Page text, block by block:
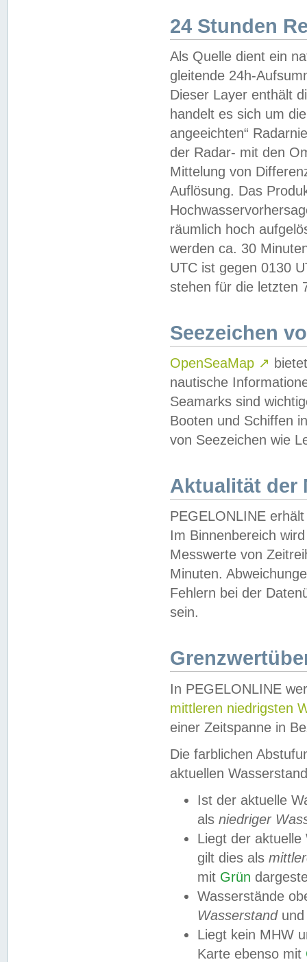
24 Stunden
Als Quelle dient ein
gleitende 24h-
Dieser Layer enthält
handelt es sich um
angeeichten“
der Radar- mit den
Mittelung von
Auflösung. Das
räumlich hoch
werden ca. 30
UTC ist gegen 0130
stehen für die letzten
Seezeichen
OpenSeaMap ↗
nautische
Seamarks sind
Booten und Schiffen
von Seezeichen wie
Aktualität der
PEGELONLINE
Im Binnenbereich
Messwerte von
Minuten.
Fehlern bei der
sein.
In PEGELONLINE
mittleren niedrigsten
einer Zeitspanne in
Die farblichen
aktuellen
Ist der aktuelle
als niedriger
Liegt der
gilt dies als
mit Grün
Wasserstände
Wasserstandund
Liegt kein MHW
Karte ebenso mit